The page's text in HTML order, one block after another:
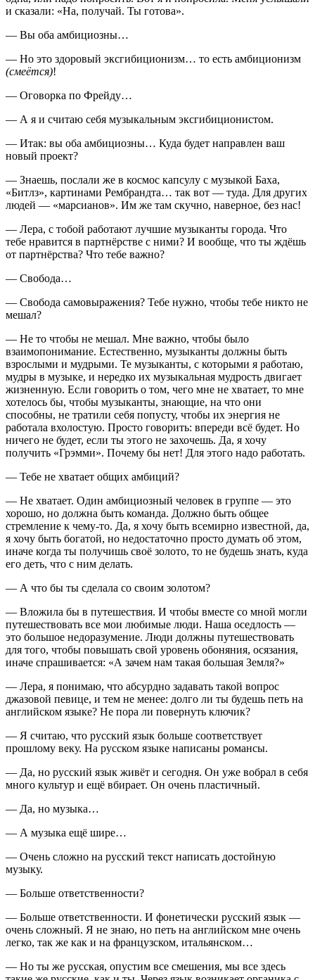
и сказали: «На, получай. Ты готова».
— Вы оба амбициозны…
— Но это здоровый эксгибиционизм… то есть амбиционизм
(смеётся)!
— Оговорка по Фрейду…
— А я и считаю себя музыкальным эксгибиционистом.
— Итак: вы оба амбициозны… Куда будет направлен ваш
новый проект?
— Знаешь, послали же в космос капсулу с музыкой Баха,
«Битлз», картинами Рембрандта… так вот — туда. Для других
людей — «марсианов». Им же там скучно, наверное, без нас!
— Лера, с тобой работают лучшие музыканты города. Что
тебе нравится в партнёрстве с ними? И вообще, что ты ждёшь
от партнёрства? Что тебе важно?
— Свобода…
— Свобода самовыражения? Тебе нужно, чтобы тебе никто не
мешал?
— Не то чтобы не мешал. Мне важно, чтобы было
взаимопонимание. Естественно, музыканты должны быть
взрослыми и мудрыми. Те музыканты, с которыми я работаю,
мудры в музыке, и нередко их музыкальная мудрость двигает
жизненную. Если говорить о том, чего мне не хватает, то мне
хотелось бы, чтобы музыканты, знающие, на что они
способны, не тратили себя попусту, чтобы их энергия не
работала вхолостую. Просто говорить: впереди всё будет. Но
ничего не будет, если ты этого не захочешь. Да, я хочу
получить «Грэмми». Почему бы нет! Для этого надо работать.
— Тебе не хватает общих амбиций?
— Не хватает. Один амбициозный человек в группе — это
хорошо, но должна быть команда. Должно быть общее
стремление к чему-то. Да, я хочу быть всемирно известной, да,
я хочу быть богатой, но недостаточно просто думать об этом,
иначе когда ты получишь своё золото, то не будешь знать, куда
его деть, что с ним делать.
— А что бы ты сделала со своим золотом?
— Вложила бы в путешествия. И чтобы вместе со мной могли
путешествовать все мои любимые люди. Наша оседлость —
это большое недоразумение. Люди должны путешествовать
для того, чтобы повышать свой уровень обоняния, осязания,
иначе спрашивается: «А зачем нам такая большая Земля?»
— Лера, я понимаю, что абсурдно задавать такой вопрос
джазовой певице, и тем не менее: долго ли ты будешь петь на
английском языке? Не пора ли повернуть ключик?
— Я считаю, что русский язык больше соответствует
прошлому веку. На русском языке написаны романсы.
— Да, но русский язык живёт и сегодня. Он уже вобрал в себя
много культур и ещё вбирает. Он очень пластичный.
— Да, но музыка…
— А музыка ещё шире…
— Очень сложно на русский текст написать достойную
музыку.
— Больше ответственности?
— Больше ответственности. И фонетически русский язык —
очень сложный. Я не знаю, но петь на английском мне очень
легко, так же как и на французском, итальянском…
— Но ты же русская, опустим все смешения, мы все здесь